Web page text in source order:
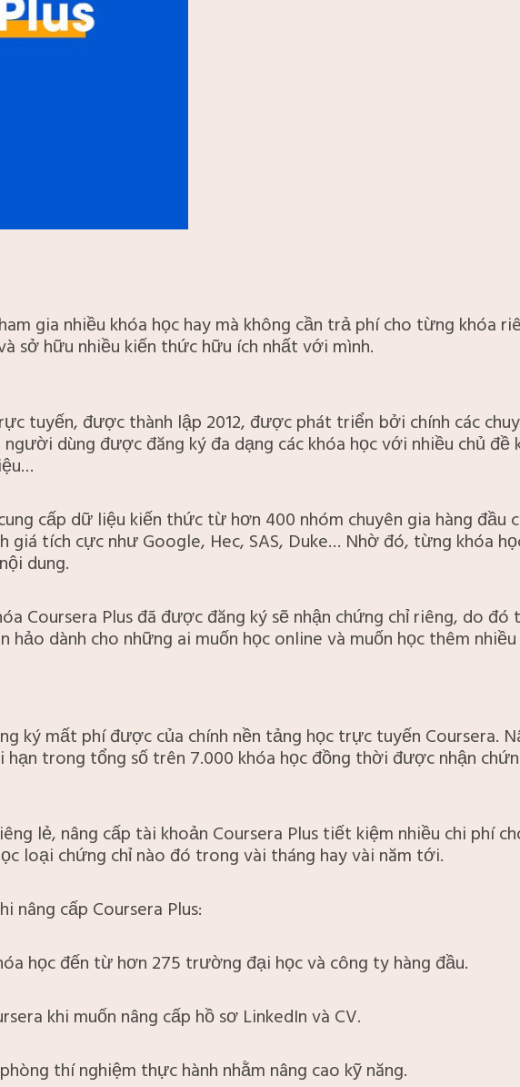
gia nhiều khóa học hay mà không cần trả phí cho từng khóa
sở hữu nhiều kiến thức hữu ích nhất với mình.
tuyến, được thành lập 2012, được phát triển bởi chính các
dùng được đăng ký đa dạng các khóa học với nhiều chủ đề
cấp dữ liệu kiến thức từ hơn 400 nhóm chuyên gia hàng đầu
tích cực như Google, Hec, SAS, Duke… Nhờ đó, từng khóa
dung.
Coursera Plus đã được đăng ký sẽ nhận chứng chỉ riêng, do
dành cho những ai muốn học online và muốn học thêm
ký mất phí được của chính nền tảng học trực tuyến Coursera.
hạn trong tổng số trên 7.000 khóa học đồng thời được nhận
lẻ, nâng cấp tài khoản Coursera Plus tiết kiệm nhiều chi phí
loại chứng chỉ nào đó trong vài tháng hay vài năm tới.
cấp Coursera Plus:
học đến từ hơn 275 trường đại học và công ty hàng đầu.
khi muốn nâng cấp hồ sơ LinkedIn và CV.
thí nghiệm thực hành nhằm nâng cao kỹ năng.